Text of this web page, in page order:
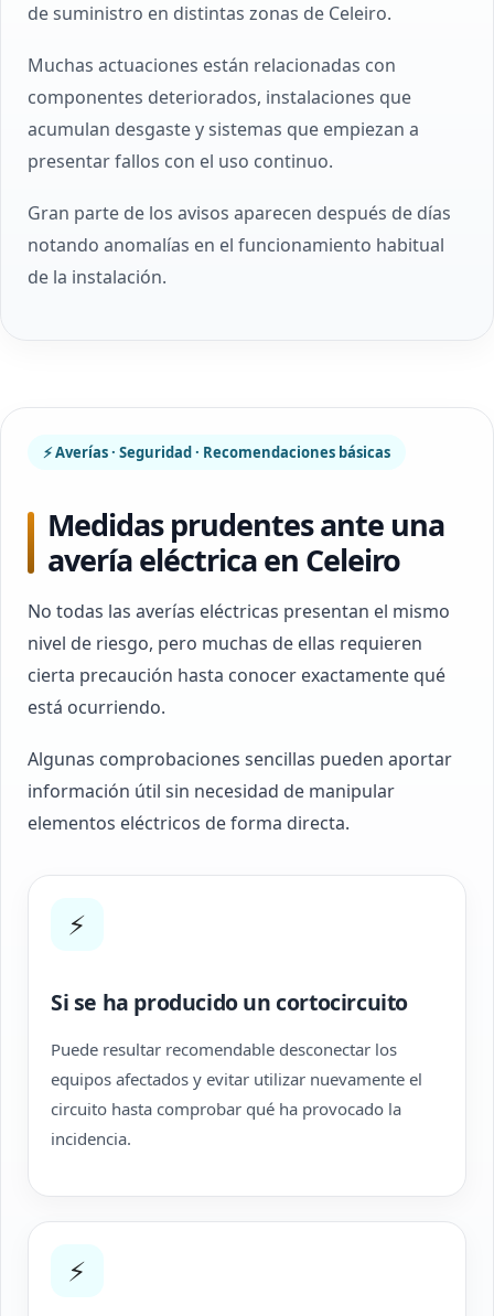
de suministro en distintas zonas de Celeiro.
Muchas actuaciones están relacionadas con
componentes deteriorados, instalaciones que
acumulan desgaste y sistemas que empiezan a
presentar fallos con el uso continuo.
Gran parte de los avisos aparecen después de días
notando anomalías en el funcionamiento habitual
de la instalación.
⚡ Averías · Seguridad · Recomendaciones básicas
Medidas prudentes ante una
avería eléctrica en Celeiro
No todas las averías eléctricas presentan el mismo
nivel de riesgo, pero muchas de ellas requieren
cierta precaución hasta conocer exactamente qué
está ocurriendo.
Algunas comprobaciones sencillas pueden aportar
información útil sin necesidad de manipular
elementos eléctricos de forma directa.
⚡
Si se ha producido un cortocircuito
Puede resultar recomendable desconectar los
equipos afectados y evitar utilizar nuevamente el
circuito hasta comprobar qué ha provocado la
incidencia.
⚡